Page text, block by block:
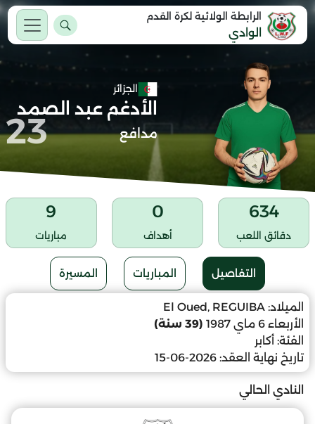
الرابطة الولائية لكرة القدم
الوادي
الجزائر
الأدغم عبد الصمد
مدافع 23
634
دقائق اللعب
0
أهداف
9
مباريات
التفاصيل المباريات المسيرة
الميلاد: El Oued, REGUIBA
الأربعاء 6 ماي 1987
(39 سنة)
الفئة: أكابر
تاريخ نهاية العقد: 2026-06-15
النادي الحالي